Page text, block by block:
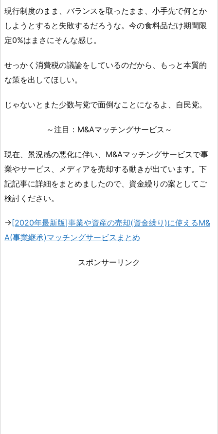
現行制度のまま、バランスを取ったまま、小手先で何とか
しようとすると失敗するだろうな。今の食料品だけ期間限
定0%はまさにそんな感じ。
せっかく消費税の議論をしているのだから、もっと本質的
な策を出してほしい。
じゃないとまた少数与党で面倒なことになるよ、自民党。
～注目：M&Aマッチングサービス～
現在、景況感の悪化に伴い、M&Aマッチングサービスで事
業やサービス、メディアを売却する動きが出ています。下
記記事に詳細をまとめましたので、資金繰りの案としてご
検討ください。
→ [2020年最新版]事業や資産の売却(資金繰り)に使えるM&
A(事業継承)マッチングサービスまとめ
スポンサーリンク